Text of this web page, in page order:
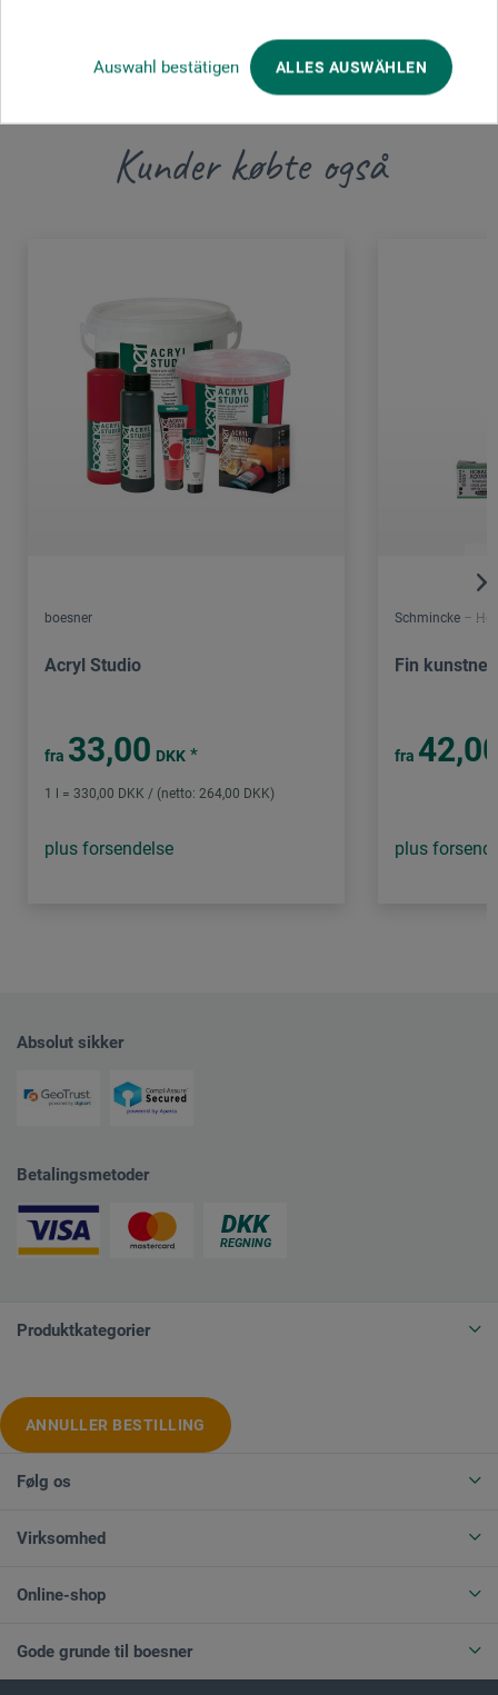
Auswahl bestätigen ALLES AUSWÄHLEN
Kunder købte også
boesner
Acryl Studio
fra 33,00 DKK *
1 l = 330,00 DKK / (netto: 264,00 DKK)
plus forsendelse
Schmincke –
Fin
fra
plus
Absolut sikker
Betalingsmetoder
Produktkategorier
ANNULLER BESTILLING
Følg os
Virksomhed
Online-shop
Gode grunde til boesner